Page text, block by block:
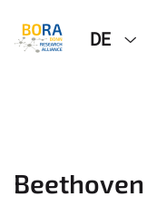
DE
Beethoven